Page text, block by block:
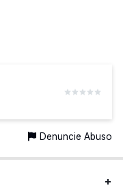
Denuncie Abuso